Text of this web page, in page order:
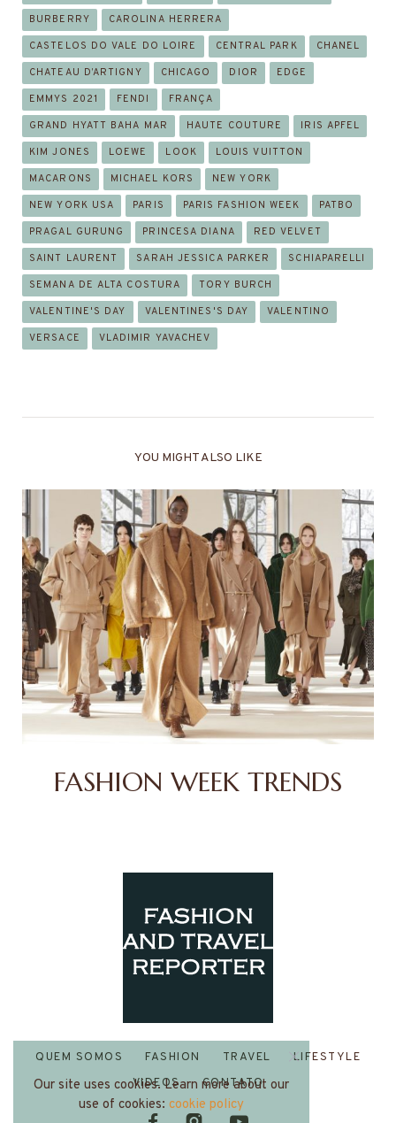
BURBERRY CAROLINA HERRERA
CASTELOS DO VALE DO LOIRE CENTRAL PARK CHANEL
CHATEAU D’ARTIGNY CHICAGO DIOR EDGE
EMMYS 2021 FENDI FRANÇA
GRAND HYATT BAHA MAR HAUTE COUTURE IRIS APFEL
KIM JONES LOEWE LOOK LOUIS VUITTON
MACARONS MICHAEL KORS NEW YORK
NEW YORK USA PARIS PARIS FASHION WEEK PATBO
PRAGAL GURUNG PRINCESA DIANA RED VELVET
SAINT LAURENT SARAH JESSICA PARKER SCHIAPARELLI
SEMANA DE ALTA COSTURA TORY BURCH
VALENTINE'S DAY VALENTINES'S DAY VALENTINO
VERSACE VLADIMIR YAVACHEV
YOU MIGHT ALSO LIKE
FASHION WEEK TRENDS
QUEM SOMOS FASHION TRAVEL
LIFESTYLE
VIDEOS
CONTATO
Our site uses cookies. Learn more about our
use of cookies: cookie policy